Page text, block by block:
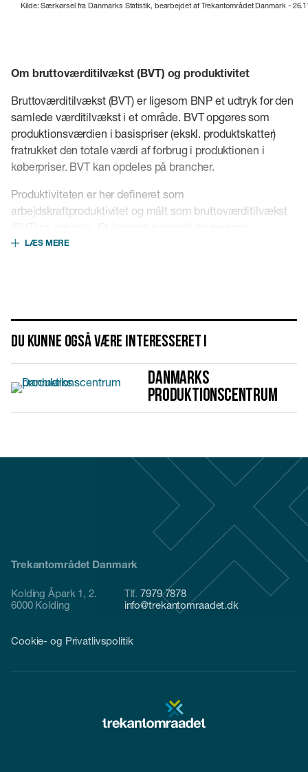
Kilde: Særkørsel fra Danmarks Statistik, bearbejdet af Trekantområdet Danmark -
Om bruttoværditilvækst (BVT) og produktivitet
Bruttoværditilvækst (BVT) er ligesom BNP et udtryk for den
samlede værditilvækst i et område. BVT opgøres som
produktionsværdien i basispriser (ekskl. produktskatter)
fratrukket den totale værdi af forbrug i produktionen i
køberpriser. BVT kan opdeles på brancher.
Produktiviteten er her defineret som
arbejdskraftproduktivitet og målt som bruttoværditilvækst
fuldtidsarbejde eller 1.924 timer pr. år.
LÆS MERE
Du kunne også være interesseret i
Danmarks
produktionscentrum
Trekantområdet Danmark
Kolding Åpark 1, 2.
6000 Kolding
Tlf.7979 7878
info@trekantomraadet.dk
Cookie- og Privatlivspolitik